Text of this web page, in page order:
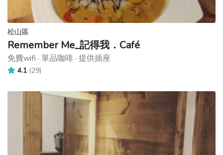
松山區
Remember Me_記得我．Café
免費wifi · 單品咖啡 · 提供插座
4.1 (29)